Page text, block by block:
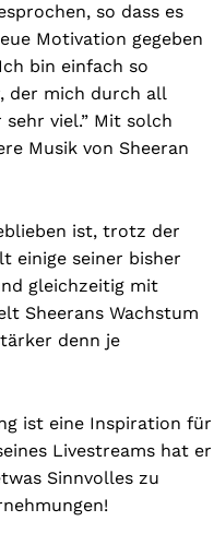
so dass es
Motivation gegeben
bin einfach so
der mich durch all
viel.” Mit solch
Musik von Sheeran
ist, trotz der
einige seiner bisher
gleichzeitig mit
Sheerans Wachstum
denn je
ist eine Inspiration für
Livestreams hat er
Sinnvolles zu